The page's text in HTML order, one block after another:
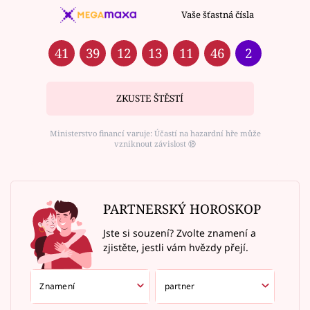
Vaše šťastná čísla
41 39 12 13 11 46 2
ZKUSTE ŠTĚSTÍ
Ministerstvo financí varuje: Účastí na hazardní hře může
vzniknout závislost ⑱
PARTNERSKÝ HOROSKOP
Jste si souzení? Zvolte znamení a
zjistěte, jestli vám hvězdy přejí.